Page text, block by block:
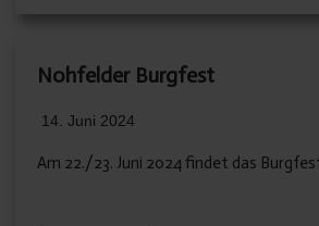
Nohfelder Burgfest
14. Juni 2024
Am 22./23. Juni 2024 findet das